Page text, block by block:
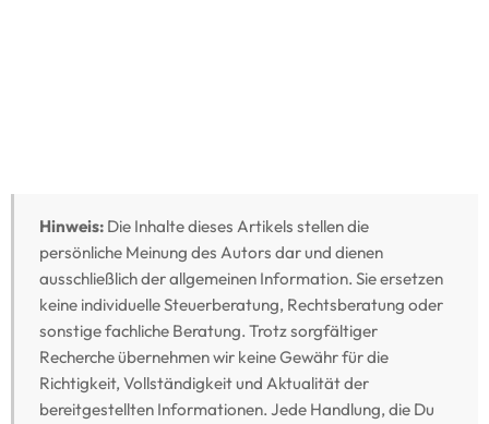
Hinweis:Die Inhalte dieses Artikels stellen die
persönliche Meinung des Autors dar und dienen
ausschließlich der allgemeinen Information. Sie ersetzen
keine individuelle Steuerberatung, Rechtsberatung oder
sonstige fachliche Beratung. Trotz sorgfältiger
Recherche übernehmen wir keine Gewähr für die
Richtigkeit, Vollständigkeit und Aktualität der
bereitgestellten Informationen. Jede Handlung, die Du